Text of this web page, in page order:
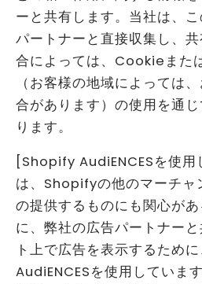
ーと共有します。当社は、
パートナーと直接収集し、
合によっては、Cookieまた
（お客様の地域によっては
合があります）の使用を通
ります。
[Shopify AudiENCESを使
は、Shopifyの他のマーチャ
の提供するものにも関心が
に、弊社の広告パートナー
ト上で広告を表示するため
AudiENCESを使用していま